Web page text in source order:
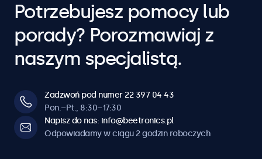
Potrzebujesz pomocy lub
porady? Porozmawiaj z
naszym specjalistą.
Zadzwoń pod numer 22 397 04 43
Pon.–Pt., 8:30–17:30
Napisz do nas: info@beetronics.pl
Odpowiadamy w ciągu 2 godzin roboczych